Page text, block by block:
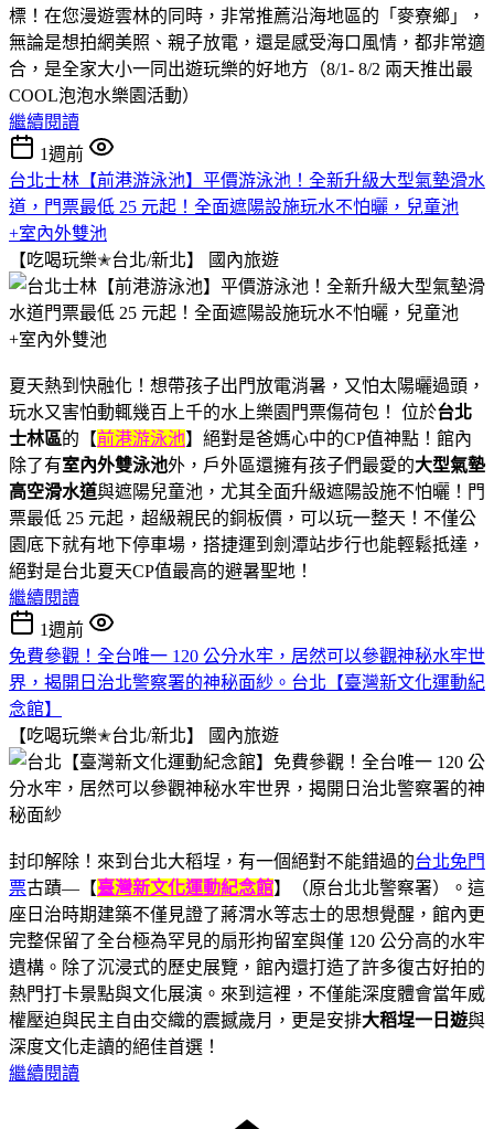
標！在您漫遊雲林的同時，非常推薦沿海地區的「麥寮鄉」，
無論是想拍網美照、親子放電，還是感受海口風情，都非常適
合，是全家大小一同出遊玩樂的好地方（8/1- 8/2 兩天推出最
COOL泡泡水樂園活動）
繼續閱讀
1週前
台北士林【前港游泳池】平價游泳池！全新升級大型氣墊滑水
道，門票最低 25 元起！全面遮陽設施玩水不怕曬，兒童池
+室內外雙池
【吃喝玩樂✭台北/新北】
國內旅遊
夏天熱到快融化！想帶孩子出門放電消暑，又怕太陽曬過頭，
玩水又害怕動輒幾百上千的水上樂園門票傷荷包！ 位於台北
士林區的【前港游泳池】絕對是爸媽心中的CP值神點！館內
除了有室內外雙泳池外，戶外區還擁有孩子們最愛的大型氣墊
高空滑水道與遮陽兒童池，尤其全面升級遮陽設施不怕曬！門
票最低 25 元起，超級親民的銅板價，可以玩一整天！不僅公
園底下就有地下停車場，搭捷運到劍潭站步行也能輕鬆抵達，
絕對是台北夏天CP值最高的避暑聖地！
繼續閱讀
1週前
免費參觀！全台唯一 120 公分水牢，居然可以參觀神秘水牢世
界，揭開日治北警察署的神秘面紗。台北【臺灣新文化運動紀
念館】
【吃喝玩樂✭台北/新北】
國內旅遊
封印解除！來到台北大稻埕，有一個絕對不能錯過的台北免門
票古蹟—【臺灣新文化運動紀念館】（原台北北警察署）。這
座日治時期建築不僅見證了蔣渭水等志士的思想覺醒，館內更
完整保留了全台極為罕見的扇形拘留室與僅 120 公分高的水牢
遺構。除了沉浸式的歷史展覽，館內還打造了許多復古好拍的
熱門打卡景點與文化展演。來到這裡，不僅能深度體會當年威
權壓迫與民主自由交織的震撼歲月，更是安排大稻埕一日遊與
深度文化走讀的絕佳首選！
繼續閱讀